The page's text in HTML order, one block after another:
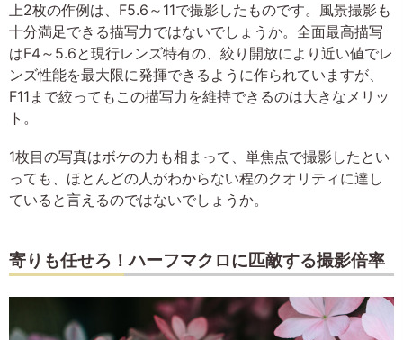
上2枚の作例は、F5.6～11で撮影したものです。風景撮影も
十分満足できる描写力ではないでしょうか。全面最高描写
はF4～5.6と現行レンズ特有の、絞り開放により近い値でレ
ンズ性能を最大限に発揮できるように作られていますが、
F11まで絞ってもこの描写力を維持できるのは大きなメリッ
ト。
1枚目の写真はボケの力も相まって、単焦点で撮影したとい
っても、ほとんどの人がわからない程のクオリティに達し
ていると言えるのではないでしょうか。
寄りも任せろ！ハーフマクロに匹敵する撮影倍率